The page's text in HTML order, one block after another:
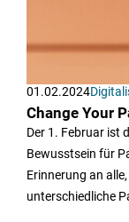
01.02.2024
Change Your
Der 1. Februar ist
Bewusstsein für
Erinnerung an
unterschiedliche